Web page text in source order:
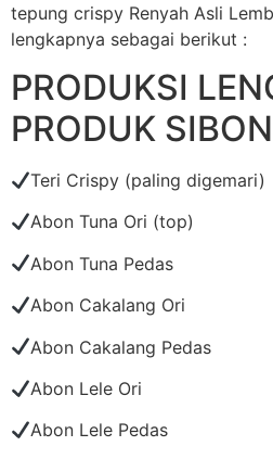
tepung crispy Renyah Asli
lengkapnya sebagai berikut :
PRODUKSI
PRODUK
Teri Crispy (paling digemari)
Abon Tuna Ori (top)
Abon Tuna Pedas
Abon Cakalang Ori
Abon Cakalang Pedas
Abon Lele Ori
Abon Lele Pedas